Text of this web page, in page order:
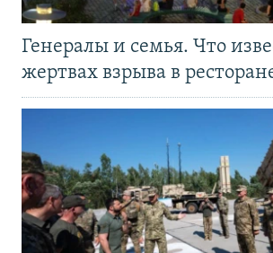
Генералы и семья. Что
жертвах взрыва в